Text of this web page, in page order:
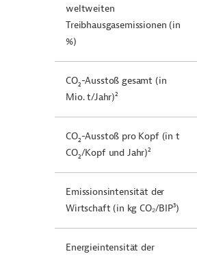
weltweiten
Treibhausgasemissionen (in
%)
CO2-Ausstoß gesamt (in
Mio. t/Jahr)2
CO2-Ausstoß pro Kopf (in t
CO2/Kopf und Jahr)2
Emissionsintensität der
Wirtschaft (in kg CO₂/BIP3)
Energieintensität der